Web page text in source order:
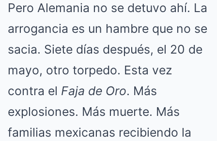
Pero Alemania no se detuvo ahí. La
arrogancia es un hambre que no se
sacia. Siete días después, el 20 de
mayo, otro torpedo. Esta vez
contra el Faja de Oro. Más
explosiones. Más muerte. Más
familias mexicanas recibiendo la